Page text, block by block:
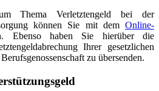
Thema Verletztengeld bei der
können Sie mit dem Online-
Ebenso haben Sie hierüber die
Ihrer gesetzlichen
zu übersenden.